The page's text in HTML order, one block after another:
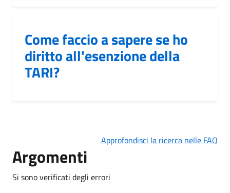
Come faccio a sapere se ho
diritto all'esenzione della
TARI?
Approfondisci la ricerca nelle FAQ
Argomenti
Si sono verificati degli errori